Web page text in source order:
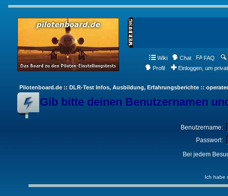
Wiki Chat FAQ
Profil
Einloggen, um
Pilotenboard.de :: DLR-Test Infos, Ausbildung, Erfahrungsberichte ::
Gib bitte deinen Benutzernamen
Benutzername:
Passwort:
Bei jedem
Ich habe